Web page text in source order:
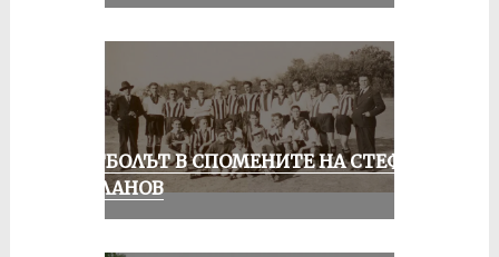
ФУТБОЛЪТ В СПОМЕНИТЕ НА СТЕФАН
МИЛАНОВ